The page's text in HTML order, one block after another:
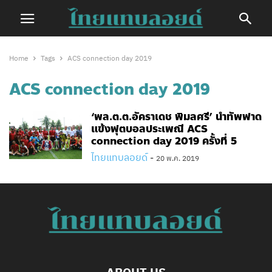
Home Tags ACS connection day 2019
ACS connection day 2019
‘พล.ต.ต.อัคราเดช พิมลศรี’ นำทัพฟาด
แข้งฟุตบอลประเพณี ACS
connection day 2019 ครั้งที่ 5
ไทยแทบลอยด์ - 20 พ.ค. 2019